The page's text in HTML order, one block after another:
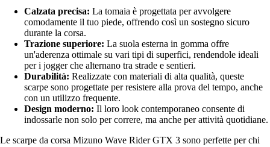
Calzata precisa: La tomaia è progettata per avvolgere
comodamente il tuo piede, offrendo così un sostegno sicuro
durante la corsa.
Trazione superiore: La suola esterna in gomma offre
un'aderenza ottimale su vari tipi di superfici, rendendole ideali
per i jogger che alternano tra strade e sentieri.
Durabilità: Realizzate con materiali di alta qualità, queste
scarpe sono progettate per resistere alla prova del tempo, anche
con un utilizzo frequente.
Design moderno: Il loro look contemporaneo consente di
indossarle non solo per correre, ma anche per attività quotidiane.
Le scarpe da corsa Mizuno Wave Rider GTX 3 sono perfette per chi